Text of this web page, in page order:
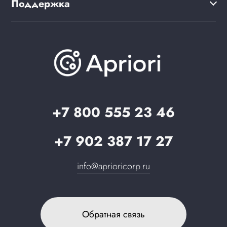
+7 800 555 23 46
+7 902 387 17 27
info@aprioricorp.ru
Обратная связь
Brander: подбор названия сайта
Скидки и бонусы
О компании
Поддержка
Документация
Вопрос-ответ
Запрос в поддержку